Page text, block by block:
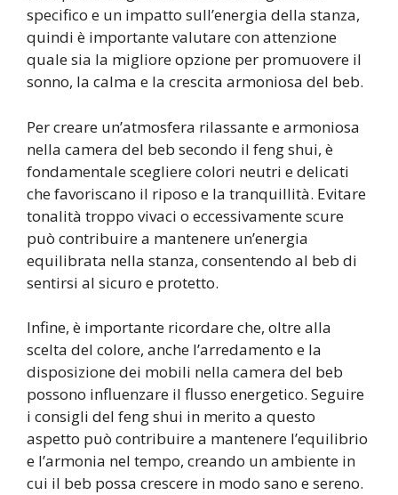
specifico e un impatto sull’energia della stanza,
quindi è importante valutare con attenzione
quale sia la migliore opzione per promuovere il
sonno, la calma e la crescita armoniosa del beb.
Per creare un’atmosfera rilassante e armoniosa
nella camera del beb secondo il feng shui, è
fondamentale scegliere colori neutri e delicati
che favoriscano il riposo e la tranquillità. Evitare
tonalità troppo vivaci o eccessivamente scure
può contribuire a mantenere un’energia
equilibrata nella stanza, consentendo al beb di
sentirsi al sicuro e protetto.
Infine, è importante ricordare che, oltre alla
scelta del colore, anche l’arredamento e la
disposizione dei mobili nella camera del beb
possono influenzare il flusso energetico. Seguire
i consigli del feng shui in merito a questo
aspetto può contribuire a mantenere l’equilibrio
e l’armonia nel tempo, creando un ambiente in
cui il beb possa crescere in modo sano e sereno.